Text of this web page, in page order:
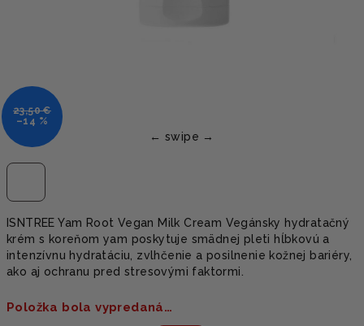
ISNTREE Yam Root Vegan Milk Cream Vegánsky hydratačný
krém s koreňom yam poskytuje smädnej pleti hĺbkovú a
intenzívnu hydratáciu, zvlhčenie a posilnenie kožnej bariéry,
ako aj ochranu pred stresovými faktormi.
Položka bola vypredaná…
23,50 €
–14 %